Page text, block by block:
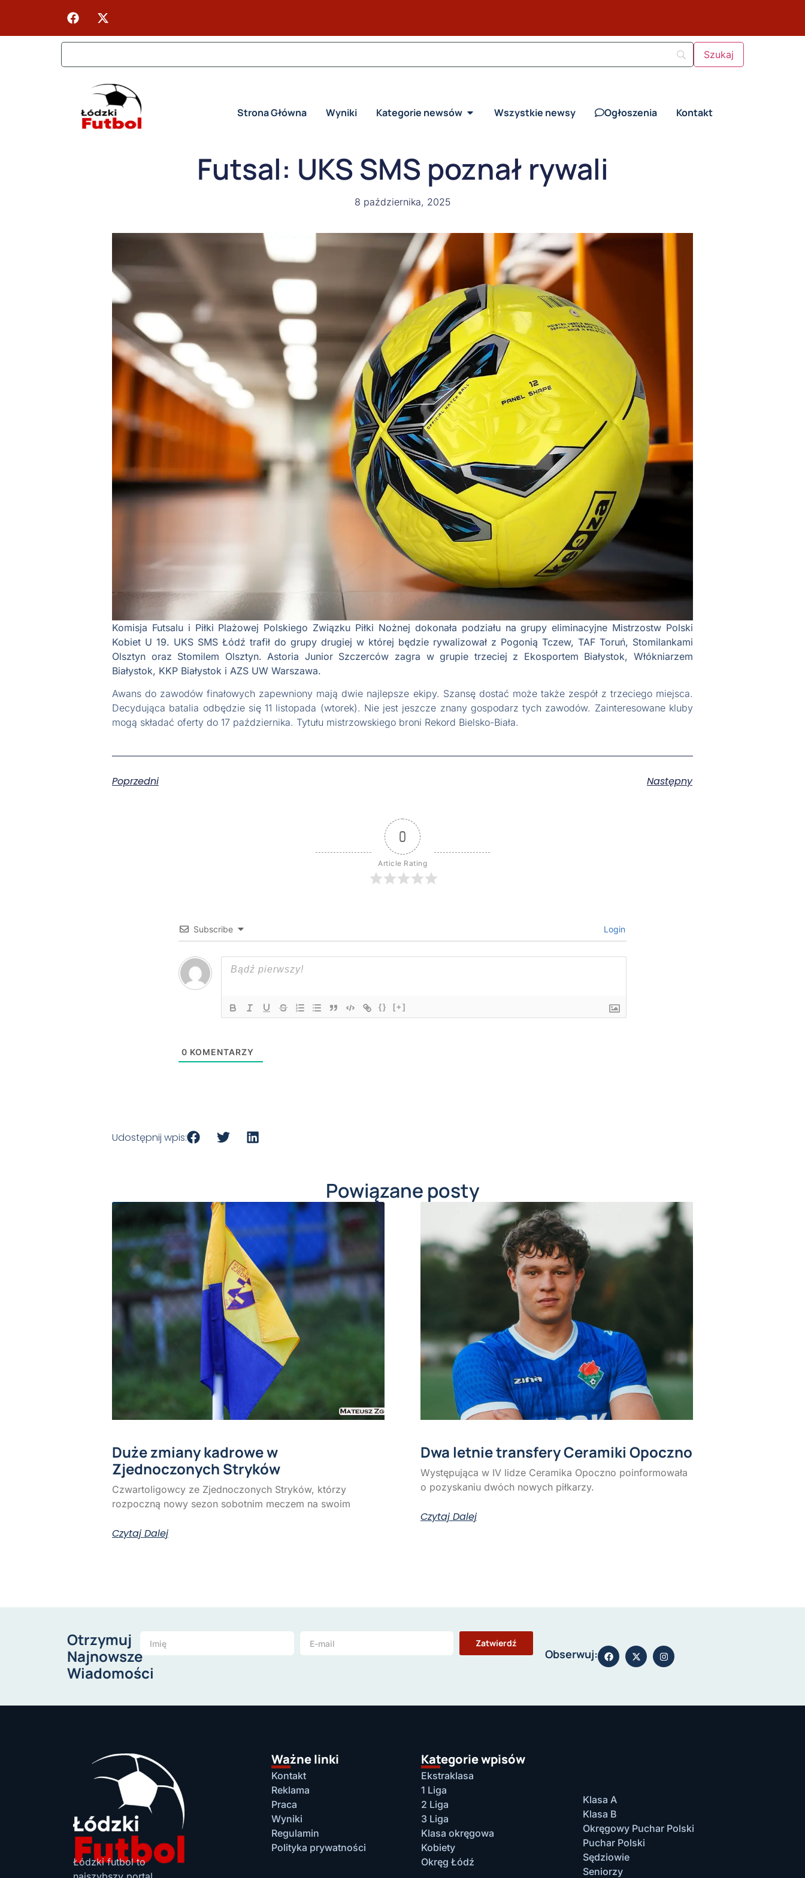
Strona Główna Wyniki Kategorie newsów Wszystkie newsy Ogłoszenia Kontakt
Futsal: UKS SMS poznał rywali
8 października, 2025
Komisja Futsalu i Piłki Plażowej Polskiego Związku Piłki Nożnej dokonała podziału na grupy eliminacyjne Mistrzostw Polski
Kobiet U 19. UKS SMS Łódź trafił do grupy drugiej w której będzie rywalizował z Pogonią Tczew, TAF Toruń, Stomilankami
Olsztyn oraz Stomilem Olsztyn. Astoria Junior Szczerców zagra w grupie trzeciej z Ekosportem Białystok, Włókniarzem
Białystok, KKP Białystok i AZS UW Warszawa.
Awans do zawodów finałowych zapewniony mają dwie najlepsze ekipy. Szansę dostać może także zespół z trzeciego miejsca.
Decydująca batalia odbędzie się 11 listopada (wtorek). Nie jest jeszcze znany gospodarz tych zawodów. Zainteresowane kluby
mogą składać oferty do 17 października. Tytułu mistrzowskiego broni Rekord Bielsko-Biała.
Poprzedni Następny
0
Article Rating
Subscribe Login
{} [+]
0 KOMENTARZY
Udostępnij wpis:
Powiązane posty
Duże zmiany kadrowe w
Zjednoczonych Stryków
Czwartoligowcy ze Zjednoczonych Stryków, którzy
rozpoczną nowy sezon sobotnim meczem na swoim
Czytaj Dalej
Dwa letnie transfery Ceramiki Opoczno
Występująca w IV lidze Ceramika Opoczno poinformowała
o pozyskaniu dwóch nowych piłkarzy.
Czytaj Dalej
Otrzymuj
Najnowsze
Wiadomości
Zatwierdź
Obserwuj:
Łódzki futbol to
Ważne linki
Kontakt
Reklama
Praca
Wyniki
Regulamin
Polityka prywatności
Kategorie wpisów
Ekstraklasa
1 Liga
2 Liga
3 Liga
Klasa okręgowa
Kobiety
Okręg Łódź
Klasa A
Klasa B
Okręgowy Puchar Polski
Puchar Polski
Sędziowie
Seniorzy